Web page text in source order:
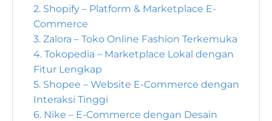
2. Shopify – Platform & Marketplace E-
Commerce
3. Zalora – Toko Online Fashion Terkemuka
4. Tokopedia – Marketplace Lokal dengan
Fitur Lengkap
5. Shopee – Website E-Commerce dengan
Interaksi Tinggi
6. Nike – E-Commerce dengan Desain